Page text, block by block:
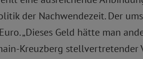
der Nachwendezeit. Der
„Dieses Geld hätte man
Kreuzberg stellvertretender